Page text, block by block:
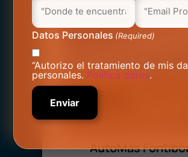
AutoMás
Datos Personales (Required)
“Autorizo el tratamiento de mis
personales. Politica datos.